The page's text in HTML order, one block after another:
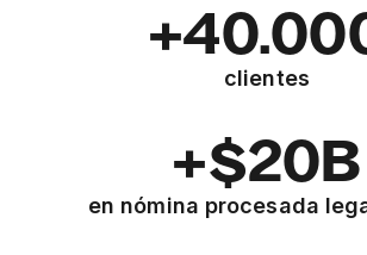
clientes
+$20B
en nómina procesada